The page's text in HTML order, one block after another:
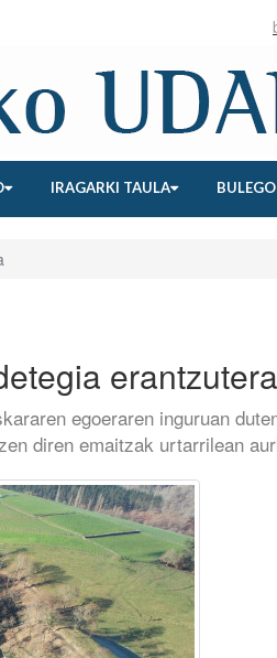
IRAGARKI TAULA
erantzutera
egoeraren inguruan
diren emaitzak urtarrilean